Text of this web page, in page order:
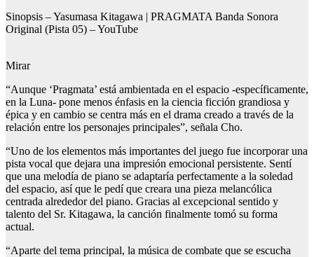
Sinopsis – Yasumasa Kitagawa | PRAGMATA Banda Sonora
Original (Pista 05) – YouTube
Mirar
“Aunque ‘Pragmata’ está ambientada en el espacio -específicamente,
en la Luna- pone menos énfasis en la ciencia ficción grandiosa y
épica y en cambio se centra más en el drama creado a través de la
relación entre los personajes principales”, señala Cho.
“Uno de los elementos más importantes del juego fue incorporar una
pista vocal que dejara una impresión emocional persistente. Sentí
que una melodía de piano se adaptaría perfectamente a la soledad
del espacio, así que le pedí que creara una pieza melancólica
centrada alrededor del piano. Gracias al excepcional sentido y
talento del Sr. Kitagawa, la canción finalmente tomó su forma
actual.
“Aparte del tema principal, la música de combate que se escucha